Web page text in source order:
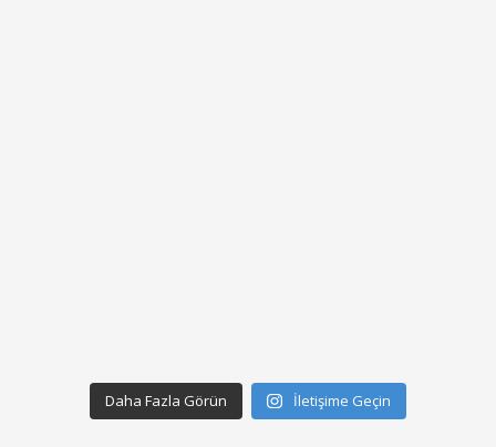
Daha Fazla Görün İletişime Geçin